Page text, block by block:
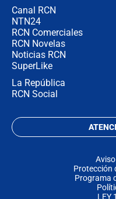
Canal RCN
NTN24
RCN Comerciales
RCN Novelas
Noticias RCN
SuperLike
La República
RCN Social
Protección
Programa
LEY